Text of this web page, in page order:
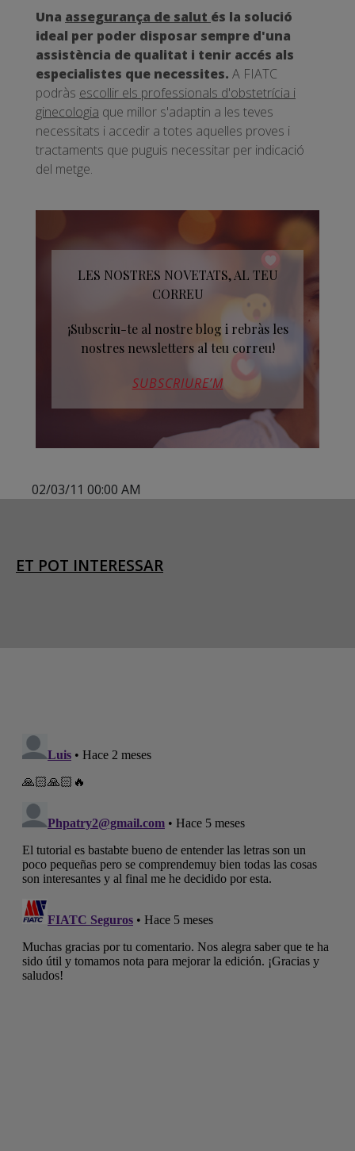
Una assegurança de salut és la solució
ideal per poder disposar sempre d'una
assistència de qualitat i tenir accés als
especialistes que necessites. A FIATC
podràs escollir els professionals d'obstetrícia i
ginecologia que millor s'adaptin a les teves
necessitats i accedir a totes aquelles proves i
tractaments que puguis necessitar per indicació
del metge.
LES NOSTRES NOVETATS, AL TEU
CORREU
¡Subscriu-te al nostre blog i rebràs les
nostres newsletters al teu correu!
SUBSCRIURE’M
02/03/11 00:00 AM
ET POT INTERESSAR